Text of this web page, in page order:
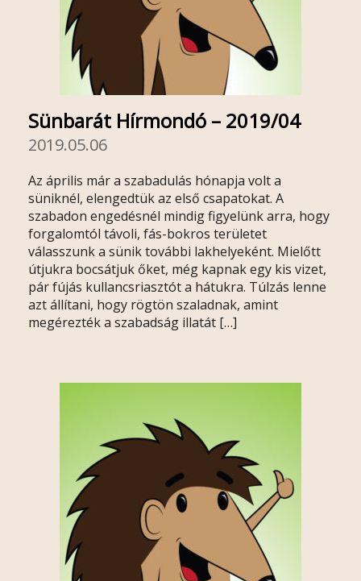
Sünbarát Hírmondó – 2019/04
2019.05.06
Az április már a szabadulás hónapja volt a
süniknél, elengedtük az első csapatokat. A
szabadon engedésnél mindig figyelünk arra, hogy
forgalomtól távoli, fás-bokros területet
válasszunk a sünik további lakhelyeként. Mielőtt
útjukra bocsátjuk őket, még kapnak egy kis vizet,
pár fújás kullancsriasztót a hátukra. Túlzás lenne
azt állítani, hogy rögtön szaladnak, amint
megérezték a szabadság illatát […]